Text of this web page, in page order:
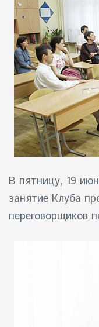
В пятницу, 19
занятие Клуба
переговорщиков